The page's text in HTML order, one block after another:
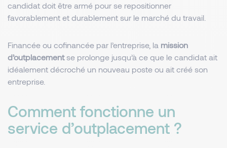
candidat doit être armé pour se repositionner
favorablement et durablement sur le marché du travail.
Financée ou cofinancée par l’entreprise, la mission
d’outplacementse prolonge jusqu’à ce que le candidat ait
idéalement décroché un nouveau poste ou ait créé son
entreprise.
Comment fonctionne un
service d’outplacement ?